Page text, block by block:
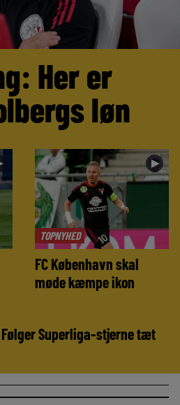
Her er
løn
TOPNYHED
►
FC København skal
møde kæmpe ikon
Følger Superliga-stjerne tæt